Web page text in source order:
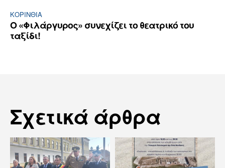
ΚΟΡΙΝΘΊΑ
Ο «Φιλάργυρος» συνεχίζει το θεατρικό του
ταξίδι!
Σχετικά άρθρα